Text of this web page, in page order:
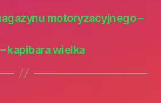
motoryzacyjnego –
kapibara wielka